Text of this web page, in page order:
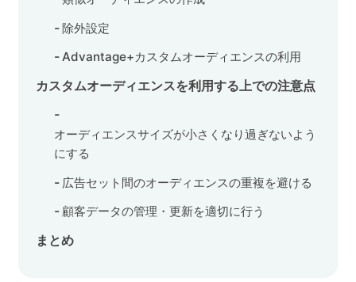
除外設定
Advantage+カスタムオーディエンスの利用
カスタムオーディエンスを利用する上での注意点
オーディエンスサイズが小さくなり過ぎないよう
にする
広告セット間のオーディエンスの重複を避ける
顧客データの管理・更新を適切に行う
まとめ